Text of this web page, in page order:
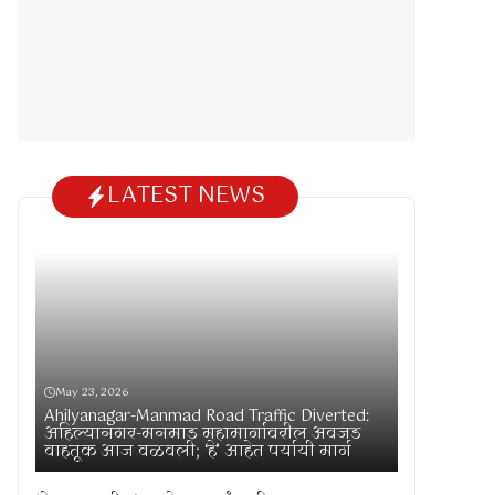
LATEST NEWS
May 23, 2026
Ahilyanagar-Manmad Road Traffic Diverted:
अहिल्यानगर-मनमाड महामार्गावरील अवजड
वाहतूक आज वळवली; ‘हे’ आहेत पर्यायी मार्ग